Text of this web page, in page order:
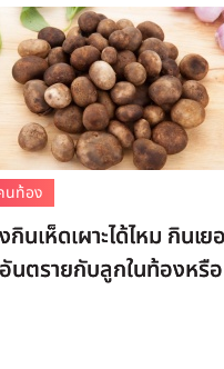
นท้อง
นเห็ดเผาะได้ไหม กินเย
นตรายกับลูกในท้องหรือ